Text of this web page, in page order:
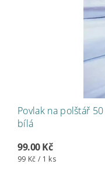
Povlak na polštář
bílá
99.00 Kč
99 Kč / 1 ks